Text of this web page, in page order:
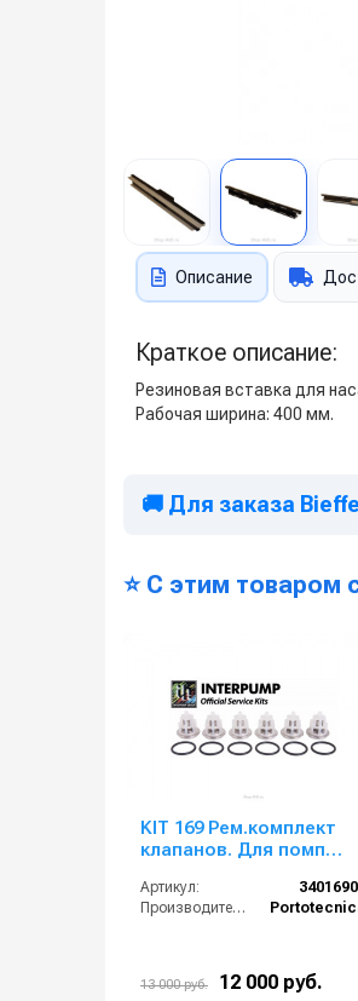
Описание
Краткое описание:
Резиновая вставка для
Рабочая ширина: 400 мм.
🚚 Для заказа
⭐ С этим товаром
KIT 169 Рем.комплект
клапанов. Для помп
Артикул:
Производитель:
13 000 руб. 12 000 руб.